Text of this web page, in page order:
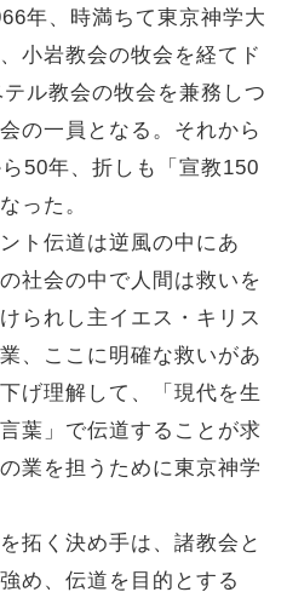
年、時満ちて東京神学大
小岩教会の牧会を経てド
ル教会の牧会を兼務しつ
の一員となる。それから
50年、折しも「宣教150
った。
ト伝道は逆風の中にあ
社会の中で人間は救いを
られし主イエス・キリス
、ここに明確な救いがあ
げ理解して、「現代を生
葉」で伝道することが求
業を担うために東京神学
拓く決め手は、諸教会と
め、伝道を目的とする